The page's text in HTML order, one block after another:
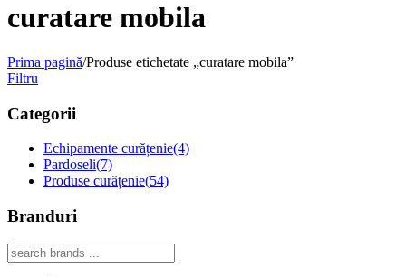
curatare mobila
Prima pagină/Produse etichetate „curatare mobila”
Filtru
Categorii
Echipamente curățenie(4)
Pardoseli(7)
Produse curățenie(54)
Branduri